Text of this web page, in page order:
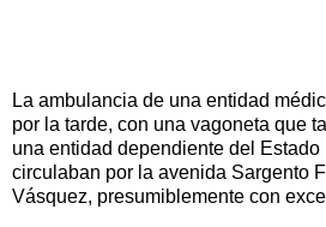
La ambulancia de una entidad
por la tarde, con una vagoneta que
una entidad dependiente del
circulaban por la avenida Sargento
Vásquez, presumiblemente con